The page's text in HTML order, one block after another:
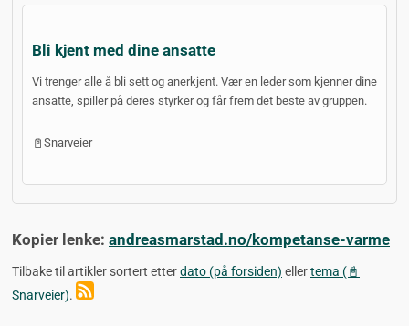
Bli kjent med dine ansatte
Vi trenger alle å bli sett og anerkjent. Vær en leder som kjenner dine
ansatte, spiller på deres styrker og får frem det beste av gruppen.
📓Snarveier
Kopier lenke: andreasmarstad.no/kompetanse-varme
Tilbake til artikler sortert etterdato (på forsiden) ellertema (📓
Snarveier).